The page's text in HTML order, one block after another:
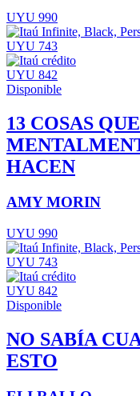
UYU 990
UYU 743
UYU 842
Disponible
13 COSAS
HACEN
AMY MORIN
UYU 990
UYU 743
UYU 842
Disponible
NO SABÍA
ESTO